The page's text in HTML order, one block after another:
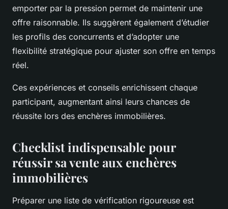
emporter par la pression permet de maintenir une
offre raisonnable. Ils suggèrent également d’étudier
les profils des concurrents et d’adopter une
flexibilité stratégique pour ajuster son offre en temps
réel.
Ces expériences et conseils enrichissent chaque
participant, augmentant ainsi leurs chances de
réussite lors des enchères immobilières.
Checklist indispensable pour
réussir sa vente aux enchères
immobilières
Préparer une liste de vérification rigoureuse est